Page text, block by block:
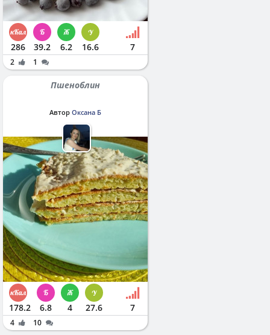
286 39.2 6.2 16.6 7
2 1
Пшеноблин
Автор Оксана Б
178.2 6.8 4 27.6 7
4
10